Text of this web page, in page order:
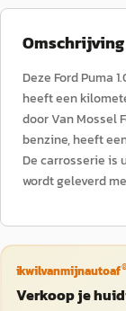
Omschrijving
Deze Ford Puma
heeft een
door Van Mossel
benzine, heeft
De carrosserie is
wordt geleverd
ikwilvanmijnautoaf
Verkoop je